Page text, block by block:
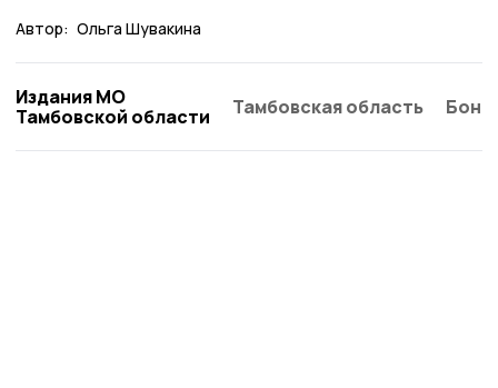
Автор: Ольга Шувакина
Издания МО
Тамбовской области
Тамбовская область